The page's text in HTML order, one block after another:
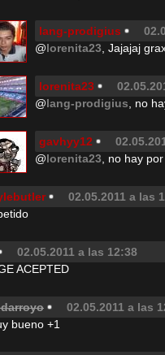
lang-prodigius
@lorenita23 , Jajajaj
lorenita23
@lang-prodigius , no
gavhyy12
@lorenita23 , no hay
02.05.2011 a las
02.05.2011 a las 12:38
ACEPTED
02.05.2011 a las
bueno +1